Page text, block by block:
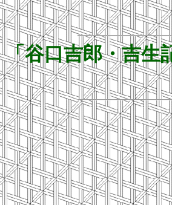
「谷口吉郎・吉